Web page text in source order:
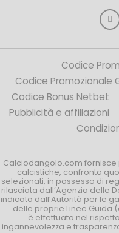
Codice
Codice Promozionale
Codice Bonus Netbet
Pubblicità e affiliazioni
Calciodangolo.com
calcistiche, confronta
selezionati, in possesso di
rilasciata dall’Agenzia delle
indicato dall’Autorità per le
delle proprie Linee Guida
è effettuato nel
ingannevolezza e